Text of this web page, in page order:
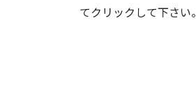
てクリックして下さい。